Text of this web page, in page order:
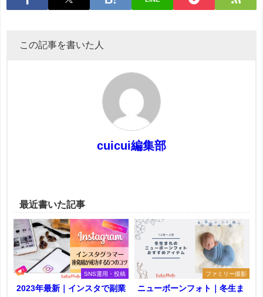
この記事を書いた人
cuicui編集部
最近書いた記事
SNS運用・投稿
2023年最新｜インスタで副業
ファミリー撮影
ニューボーンフォト｜冬生ま